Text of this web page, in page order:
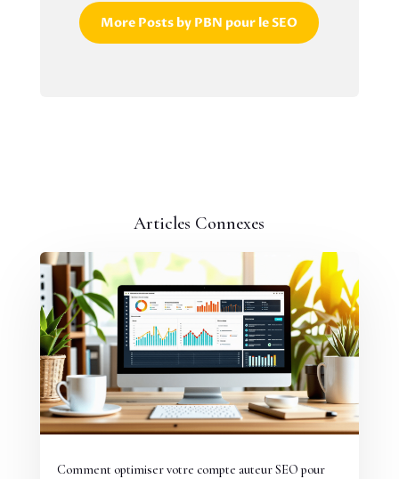
More Posts by PBN pour le SEO
Articles Connexes
Comment optimiser votre compte auteur SEO pour